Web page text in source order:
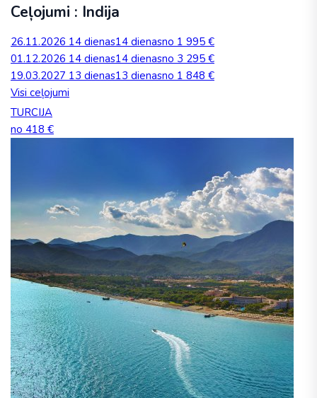
Ceļojumi : Indija
26.11.2026 14 dienas14 dienasno 1 995 €
01.12.2026 14 dienas14 dienasno 3 295 €
19.03.2027 13 dienas13 dienasno 1 848 €
Visi ceļojumi
TURCIJA
no 418 €